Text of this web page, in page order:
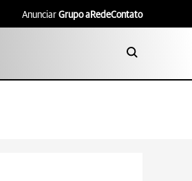
Anunciar Grupo aRedeContato